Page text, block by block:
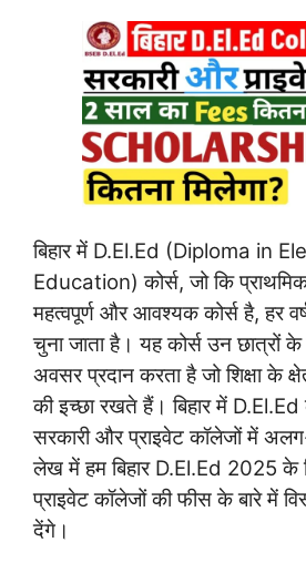
बिहार में D.El.Ed (Diploma in
Education) कोर्स, जो कि
महत्वपूर्ण और आवश्यक कोर्स है, हर वर्ष
चुना जाता है। यह कोर्स उन छात्रों
अवसर प्रदान करता है जो शिक्षा के
की इच्छा रखते हैं। बिहार में D.El.Ed
सरकारी और प्राइवेट कॉलेजों में
लेख में हम बिहार D.El.Ed 2025 के
प्राइवेट कॉलेजों की फीस के बारे में
देंगे।